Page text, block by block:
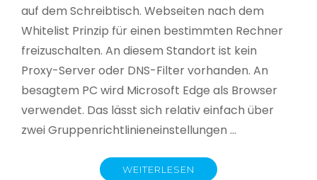
auf dem Schreibtisch. Webseiten nach dem
Whitelist Prinzip für einen bestimmten Rechner
freizuschalten. An diesem Standort ist kein
Proxy-Server oder DNS-Filter vorhanden. An
besagtem PC wird Microsoft Edge als Browser
verwendet. Das lässt sich relativ einfach über
zwei Gruppenrichtlinieneinstellungen …
WEITERLESEN